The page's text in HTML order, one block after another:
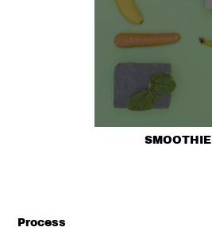
SMOOTHIE
Process